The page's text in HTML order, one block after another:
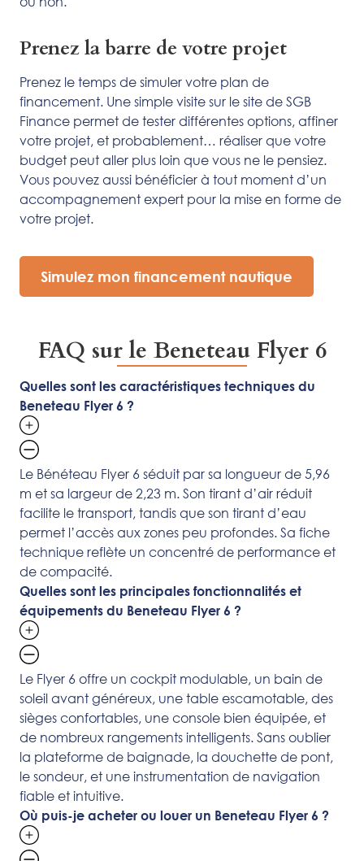
Prenez la barre de votre projet
Prenez le temps de simuler votre plan de
financement. Une simple visite sur le site de SGB
Finance permet de tester différentes options, affiner
votre projet, et probablement… réaliser que votre
budget peut aller plus loin que vous ne le pensiez.
Vous pouvez aussi bénéficier à tout moment d’un
accompagnement expert pour la mise en forme de
votre projet.
Simulez mon financement nautique
FAQ sur le Beneteau Flyer 6
Quelles sont les caractéristiques techniques du
Beneteau Flyer 6 ?
Le Bénéteau Flyer 6 séduit par sa longueur de 5,96
m et sa largeur de 2,23 m. Son tirant d’air réduit
facilite le transport, tandis que son tirant d’eau
permet l’accès aux zones peu profondes. Sa fiche
technique reflète un concentré de performance et
de compacité.
Quelles sont les principales fonctionnalités et
équipements du Beneteau Flyer 6 ?
Le Flyer 6 offre un cockpit modulable, un bain de
soleil avant généreux, une table escamotable, des
sièges confortables, une console bien équipée, et
de nombreux rangements intelligents. Sans oublier
la plateforme de baignade, la douchette de pont,
le sondeur, et une instrumentation de navigation
fiable et intuitive.
Où puis-je acheter ou louer un Beneteau Flyer 6 ?